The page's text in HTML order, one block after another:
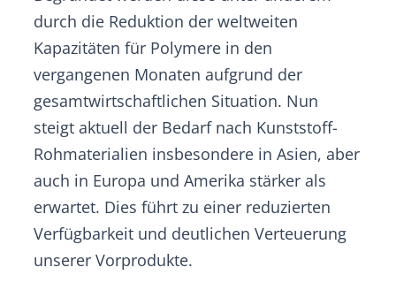
durch die Reduktion der weltweiten
Kapazitäten für Polymere in den
vergangenen Monaten aufgrund der
gesamtwirtschaftlichen Situation. Nun
steigt aktuell der Bedarf nach Kunststoff-
Rohmaterialien insbesondere in Asien, aber
auch in Europa und Amerika stärker als
erwartet. Dies führt zu einer reduzierten
Verfügbarkeit und deutlichen Verteuerung
unserer Vorprodukte.